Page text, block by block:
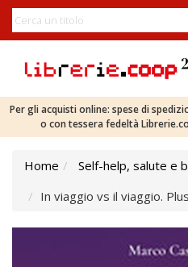
Per gli acquisti online: spese di
o con tessera fedeltà
Home
Self-help, salute e
In viaggio vs il viaggio.